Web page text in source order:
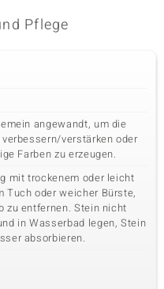
Pflege
angewandt, um die
verbessern/verstärken oder
Farben zu erzeugen.
mit trockenem oder leicht
Tuch oder weicher Bürste,
zu entfernen. Stein nicht
in Wasserbad legen, Stein
absorbieren.